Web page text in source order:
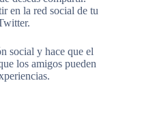
en la red social de tu
social y hace que el
los amigos pueden